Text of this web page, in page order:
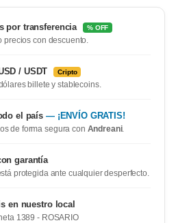
por transferencia % OFF
precios con descuento.
/ USDT Cripto
billete y stablecoins.
el país — ¡ENVÍO GRATIS!
de forma segura con Andreani.
garantía
protegida ante cualquier desperfecto.
en nuestro local
1389 - ROSARIO